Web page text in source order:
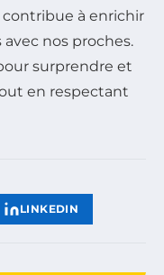
à enrichir
nos proches.
surprendre et
en respectant
LINKEDIN